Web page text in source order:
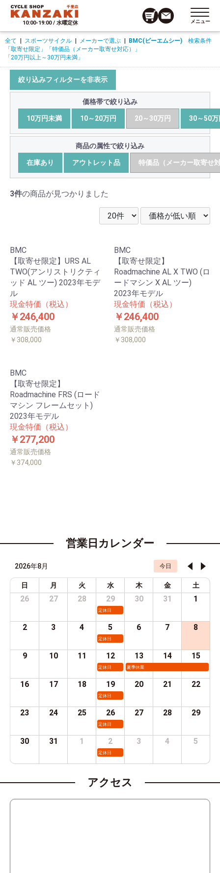
10:00-19:00 / 水曜定休 メニュー
全て スポーツサイクル メーカーで選ぶ BMC(ビーエムシー) 検索条件
「取寄せ限定」
「特価品（メーカー取寄せ対応）」
「20万円以上～30万円未満」
絞り込みフィルターを非表示
価格帯で絞り込み
10万円未満 10～20万円 20～30万円 30～50万
商品の属性で絞り込み
在庫あり アウトレット品 特価品（メーカー取寄せ
3件の商品が見つかりました
BMC
【取寄せ限定】URS AL
TWO(アンリストリクティ
ッド AL ツー) 2023年モデ
ル
現金特価（税込）
￥246,400
通常販売価格
￥308,000
BMC
【取寄せ限定】
Roadmachine AL X TWO (ロ
ードマシン X AL ツー)
2023年モデル
現金特価（税込）
￥246,400
通常販売価格
￥308,000
BMC
【取寄せ限定】
Roadmachine FRS (ロード
マシン フレームセット)
2023年モデル
現金特価（税込）
￥277,200
通常販売価格
￥374,000
営業日カレンダー
2026年8月 今日
日 月 火 水 木 金 土
26 27 28 29
定休日
30 31 1
2 3 4 5
定休日
6 7 8
9 10 11 12
定休日
13
夏季休業
14 15
16 17 18 19
定休日
20 21 22
23 24 25 26
定休日
27 28 29
30 31 1 2
定休日
3 4 5
アクセス